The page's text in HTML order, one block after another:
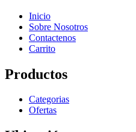
Inicio
Sobre Nosotros
Contactenos
Carrito
Productos
Categorias
Ofertas